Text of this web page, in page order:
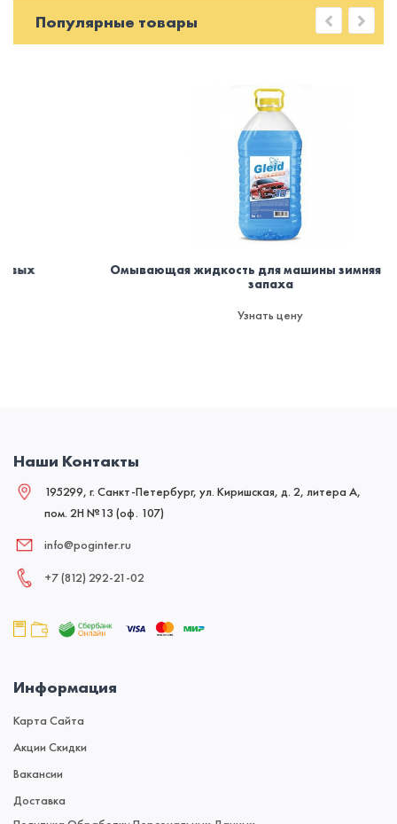
Популярные товары
Омывающая жидкость для машины зимняя -30. Без
Наши Контакты
195299, г. Санкт-Петербург, ул. Киришская, д. 2, литера А,
пом. 2Н №13 (оф. 107)
info@poginter.ru
+7 (812) 292‑21‑02
Информация
Карта Сайта
Акции Скидки
Вакансии
Доставка